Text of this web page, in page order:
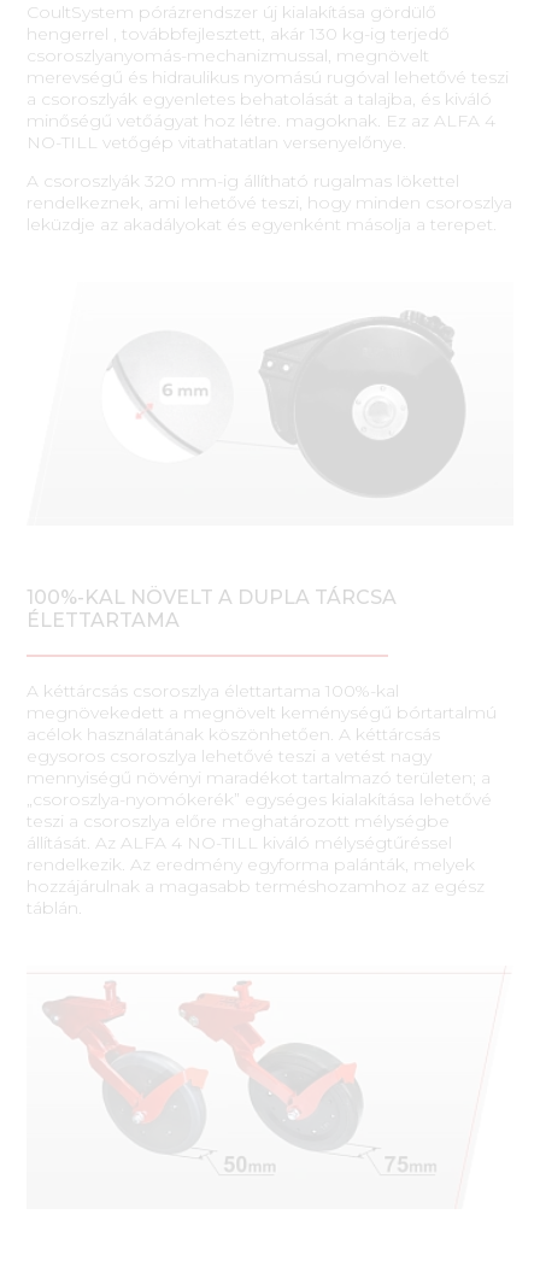
CoultSystem pórázrendszer új kialakítása gördülő
hengerrel , továbbfejlesztett, akár 130 kg-ig terjedő
csoroszlyanyomás-mechanizmussal, megnövelt
merevségű és hidraulikus nyomású rugóval lehetővé teszi
a csoroszlyák egyenletes behatolását a talajba, és kiváló
minőségű vetőágyat hoz létre. magoknak. Ez az ALFA 4
NO-TILL vetőgép vitathatatlan versenyelőnye.
A csoroszlyák 320 mm-ig állítható rugalmas lökettel
rendelkeznek, ami lehetővé teszi, hogy minden csoroszlya
leküzdje az akadályokat és egyenként másolja a terepet.
100%-KAL NÖVELT A DUPLA TÁRCSA
ÉLETTARTAMA
A kéttárcsás csoroszlya élettartama 100%-kal
megnövekedett a megnövelt keménységű bórtartalmú
acélok használatának köszönhetően. A kéttárcsás
egysoros csoroszlya lehetővé teszi a vetést nagy
mennyiségű növényi maradékot tartalmazó területen; a
„csoroszlya-nyomókerék” egységes kialakítása lehetővé
teszi a csoroszlya előre meghatározott mélységbe
állítását. Az ALFA 4 NO-TILL kiváló mélységtűréssel
rendelkezik. Az eredmény egyforma palánták, melyek
hozzájárulnak a magasabb terméshozamhoz az egész
táblán.